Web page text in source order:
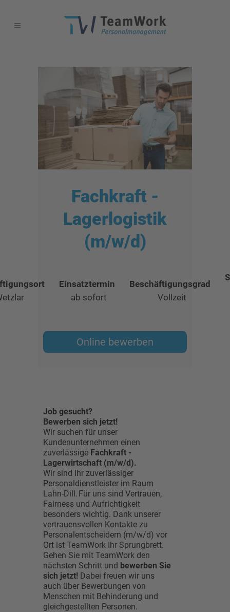
Fachkraft -
Lagerlogistik
(m/w/d)
Einsatztermin
ab sofort
Beschäftigungsgrad
Vollzeit
Online bewerben
Job gesucht?
Bewerben sich jetzt!
Wir suchen für unser
Kundenunternehmen einen
zuverlässige Fachkraft -
Lagerwirtschaft (m/w/d).
Wir sind Ihr zuverlässiger
Personaldienstleister im Raum
Lahn-Dill. Für uns sind Vertrauen,
Fairness und Aufrichtigkeit
besonders wichtig. Dank unserer
vertrauensvollen Kontakte zu
Personalentscheidern (m/w/d) vor
Ort ist TeamWork Ihr Sprungbrett.
Gehen Sie mit TeamWork den
nächsten Schritt und bewerben Sie
sich jetzt! Dabei freuen wir uns
auch über Bewerbungen von
Menschen mit Behinderung und
gleichgestellten Personen.